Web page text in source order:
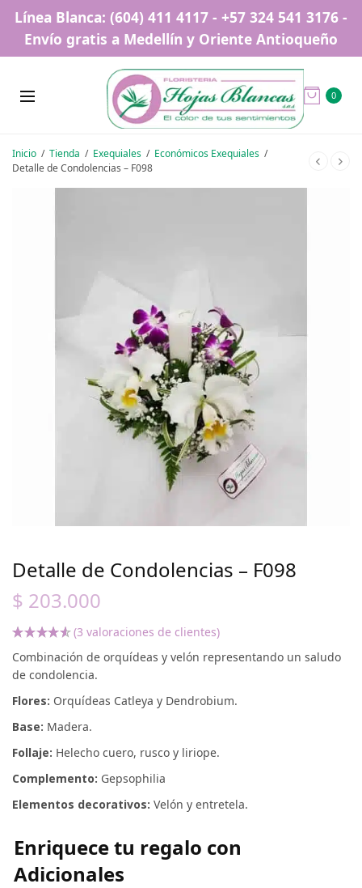
Línea Blanca: (604) 411 4117 - +57 324 541 3176 -
Envío gratis a Medellín y Oriente Antioqueño
0
Inicio / Tienda / Exequiales / Económicos Exequiales /
Detalle de Condolencias – F098
Detalle de Condolencias – F098
$ 203.000
(3 valoraciones de clientes)
Combinación de orquídeas y velón representando un saludo
de condolencia.
Flores: Orquídeas Catleya y Dendrobium.
Base: Madera.
Follaje: Helecho cuero, rusco y liriope.
Complemento: Gepsophilia
Elementos decorativos: Velón y entretela.
Enriquece tu regalo con
Adicionales